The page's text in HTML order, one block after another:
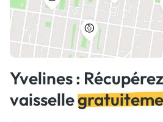
Yvelines :
vaisselle